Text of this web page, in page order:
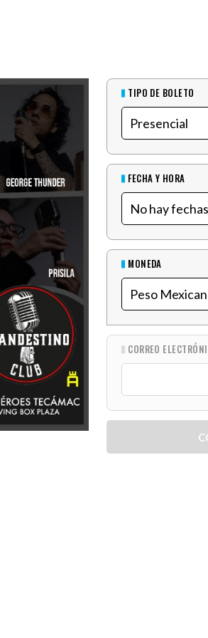
TIPO DE BOLETO
FECHA Y HORA
MONEDA
CORREO